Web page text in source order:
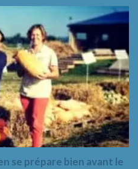
se prépare bien avant le